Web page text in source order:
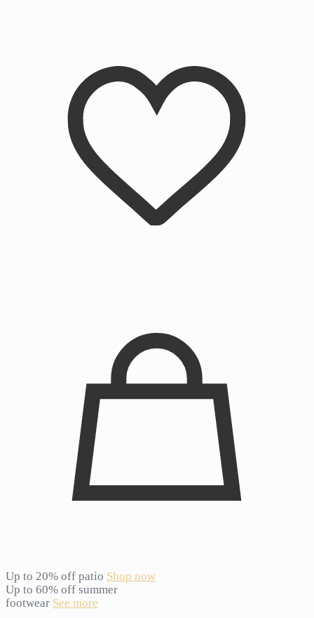
Up to 20% off patio Shop now
Up to 60% off summer
footwear See more